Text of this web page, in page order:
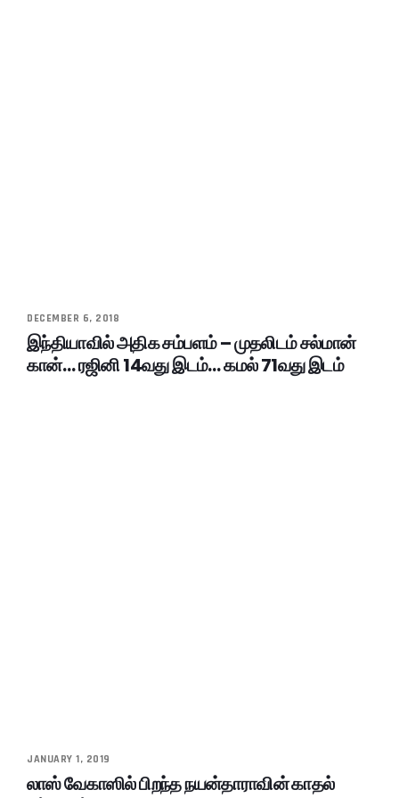
DECEMBER 6, 2018
இந்தியாவில் அதிக சம்பளம் – முதலிடம் சல்மான்
கான்… ரஜினி 14வது இடம்… கமல் 71வது இடம்
JANUARY 1, 2019
லாஸ் வேகாஸில் பிறந்த நயன்தாராவின் காதல்